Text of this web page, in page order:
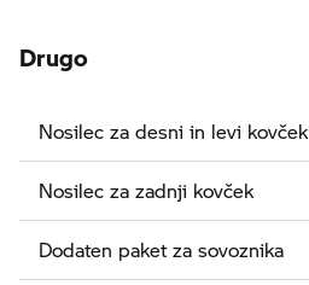
Drugo
Nosilec za desni in levi kovček
Nosilec za zadnji kovček
Dodaten paket za sovoznika